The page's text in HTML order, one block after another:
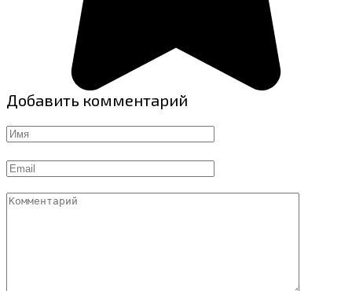
Добавить комментарий
Имя
Email
Комментарий